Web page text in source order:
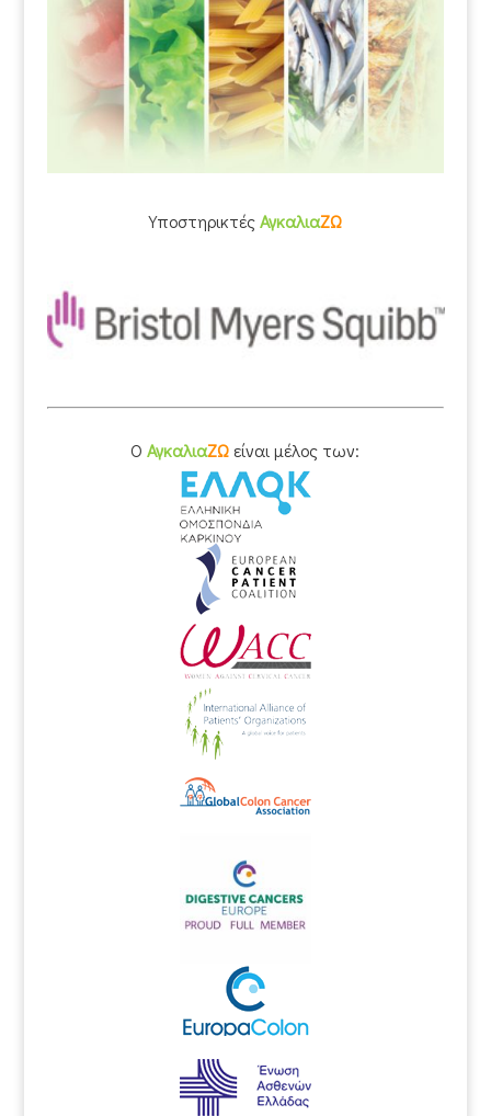
ΥποστηρικτέςΑγκαλιαΖΩ
OΑγκαλιαΖΩ είναι μέλος των: